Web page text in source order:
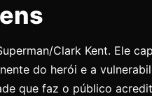
Clark Kent. Ele
do herói e a
que faz o público